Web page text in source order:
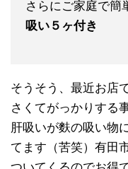
さらにご家庭で簡
吸い５ヶ付き
そうそう、最近お店
さくてがっかりする
肝吸いが麩の吸い物
てます（苦笑）有田